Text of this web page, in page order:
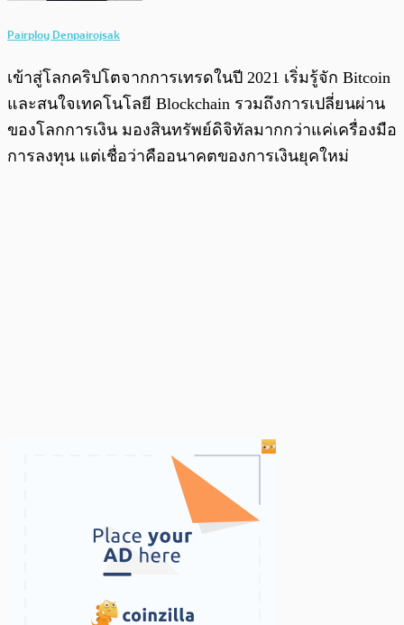
Pairploy Denpairojsak
เข้าสู่โลกคริปโตจากการเทรดในปี 2021 เริ่มรู้จัก Bitcoin
และสนใจเทคโนโลยี Blockchain รวมถึงการเปลี่ยนผ่าน
ของโลกการเงิน มองสินทรัพย์ดิจิทัลมากกว่าแค่เครื่องมือ
การลงทุน แต่เชื่อว่าคืออนาคตของการเงินยุคใหม่